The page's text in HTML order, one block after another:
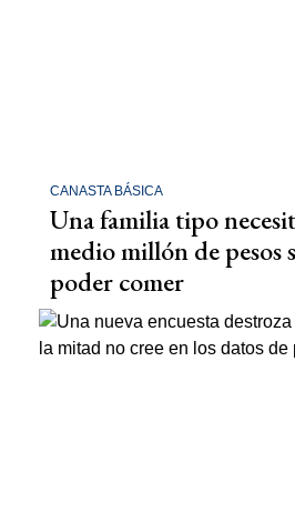
CANASTA BÁSICA
Una familia tipo
medio millón de pesos
poder comer